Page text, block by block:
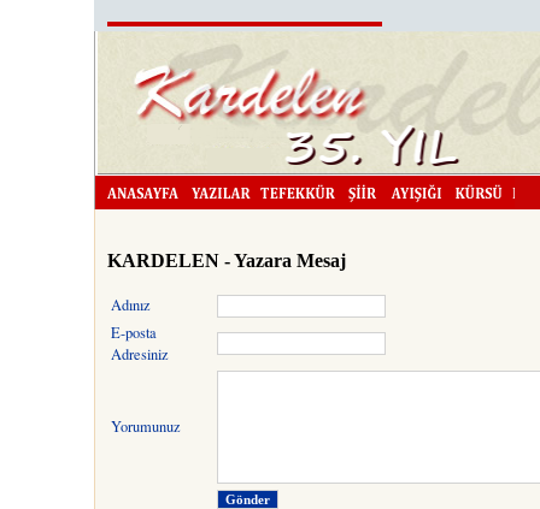
Kardelen'i
KARDELEN - Yazara Mesaj
Adınız
E-posta
Adresiniz
Yorumunuz